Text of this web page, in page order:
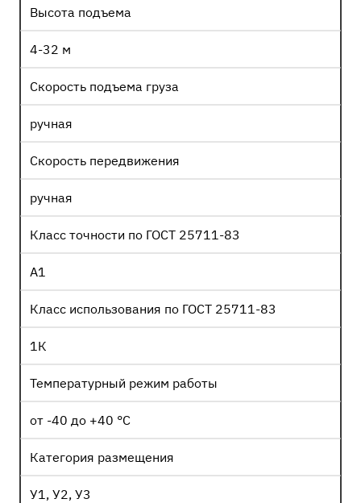
Высота подъема
4-32 м
Скорость подъема груза
ручная
Скорость передвижения
ручная
Класс точности по ГОСТ 25711-83
А1
Класс использования по ГОСТ 25711-83
1К
Температурный режим работы
от -40 до +40 °С
Категория размещения
У1, У2, У3